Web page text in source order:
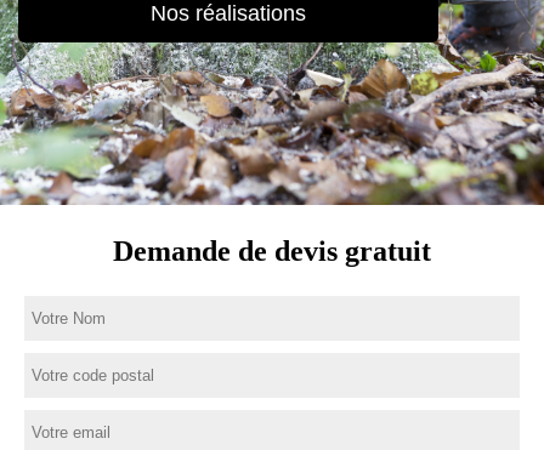
Nos réalisations
Demande de devis gratuit